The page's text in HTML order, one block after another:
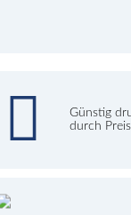
Günstig
durch